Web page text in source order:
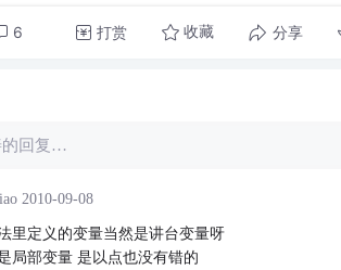
6 打赏 收藏 分享
的回复…
2010-09-08
里定义的变量当然是讲台变量呀
局部变量 是以点也没有错的